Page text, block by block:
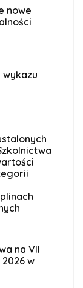
nowe
na VII
w